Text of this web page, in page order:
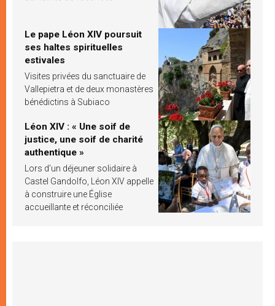
Le pape Léon XIV poursuit
ses haltes spirituelles
estivales
Visites privées du sanctuaire de
Vallepietra et de deux monastères
bénédictins à Subiaco
Léon XIV : « Une soif de
justice, une soif de charité
authentique »
Lors d’un déjeuner solidaire à
Castel Gandolfo, Léon XIV appelle
à construire une Église
accueillante et réconciliée